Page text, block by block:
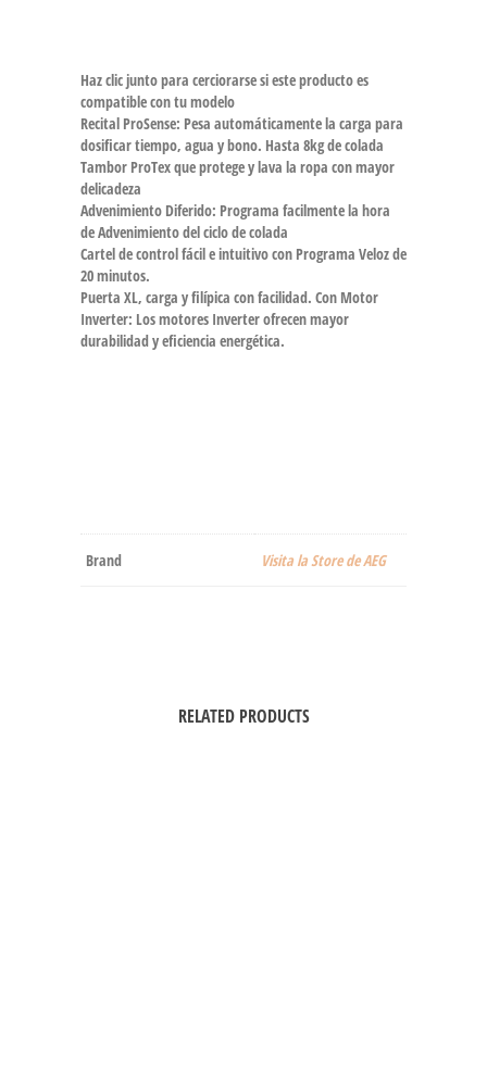
Haz clic junto para cerciorarse si este producto es
compatible con tu modelo
Recital ProSense: Pesa automáticamente la carga para
dosificar tiempo, agua y bono. Hasta 8kg de colada
Tambor ProTex que protege y lava la ropa con mayor
delicadeza
Advenimiento Diferido: Programa facilmente la hora
de Advenimiento del ciclo de colada
Cartel de control fácil e intuitivo con Programa Veloz de
20 minutos.
Puerta XL, carga y filípica con facilidad. Con Motor
Inverter: Los motores Inverter ofrecen mayor
durabilidad y eficiencia energética.
Brand Visita la Store de AEG
RELATED PRODUCTS